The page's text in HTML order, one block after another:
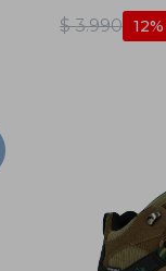
$ 3.990 12